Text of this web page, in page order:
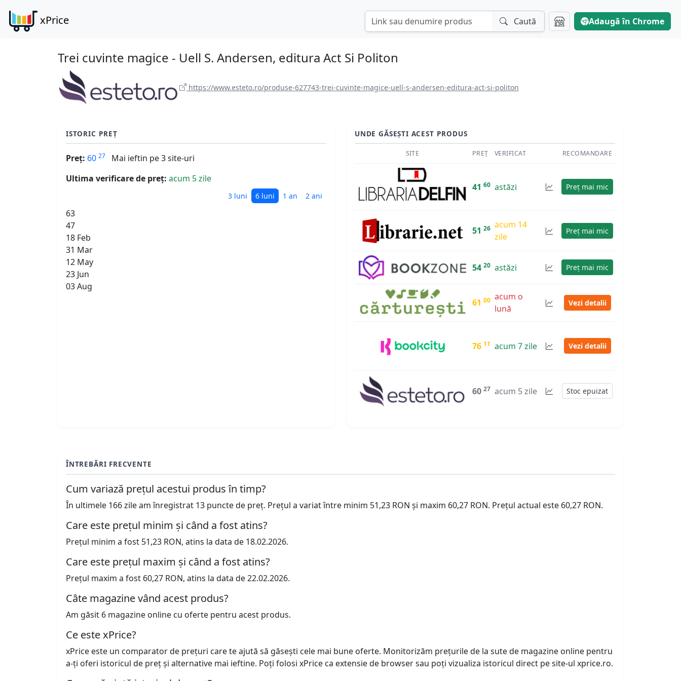
xPrice Caută Adaugă în Chrome
Trei cuvinte magice - Uell S. Andersen, editura Act Si Politon
https://www.esteto.ro/produse-627743-trei-cuvinte-magice-uell-s-andersen-editura-act-si-politon
ISTORIC PREȚ
Preț: 60 27
Mai ieftin pe 3 site-uri
Ultima verificare de preț: acum 5 zile
3 luni 6 luni 1 an 2 ani
63
47
18 Feb
31 Mar
12 May
23 Jun
03 Aug
UNDE GĂSEȘTI ACEST PRODUS
SITE PREȚ VERIFICAT RECOMANDARE
41 60 astăzi Preț mai mic
51 26 acum 14
zile
Preț mai mic
54 20 astăzi Preț mai mic
61 00 acum o
lună
Vezi detalii
76 11 acum 7 zile Vezi detalii
60 27 acum 5 zile Stoc epuizat
ÎNTREBĂRI FRECVENTE
Cum variază prețul acestui produs în timp?
În ultimele 166 zile am înregistrat 13 puncte de preț. Prețul a variat între minim 51,23 RON și maxim 60,27 RON. Prețul actual este 60,27 RON.
Care este prețul minim și când a fost atins?
Prețul minim a fost 51,23 RON, atins la data de 18.02.2026.
Care este prețul maxim și când a fost atins?
Prețul maxim a fost 60,27 RON, atins la data de 22.02.2026.
Câte magazine vând acest produs?
Am găsit 6 magazine online cu oferte pentru acest produs.
Ce este xPrice?
xPrice este un comparator de prețuri care te ajută să găsești cele mai bune oferte. Monitorizăm prețurile de la sute de magazine online pentru
a-ți oferi istoricul de preț și alternative mai ieftine. Poți folosi xPrice ca extensie de browser sau poți vizualiza istoricul direct pe site-ul xprice.ro.